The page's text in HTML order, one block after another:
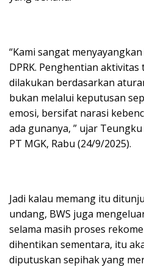
“Kami sangat
DPRK. Penghentian
dilakukan berdasarkan
bukan melalui keputusan
emosi, bersifat narasi
ada gunanya, ” ujar
PT MGK, Rabu (24/9/2025).
Jadi kalau memang itu
undang, BWS juga
selama masih proses
dihentikan sementara, itu
diputuskan sepihak yang